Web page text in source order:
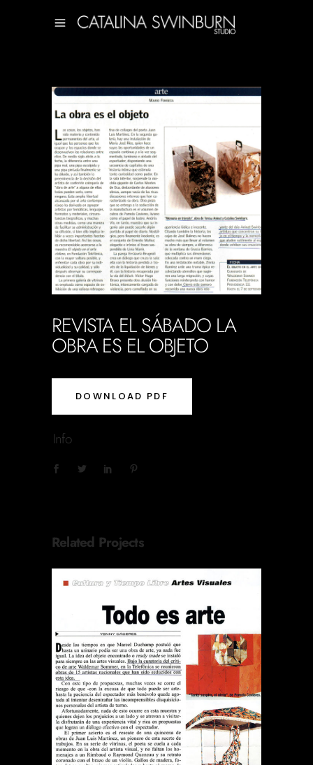
REVISTA EL SÁBADO LA
OBRA ES EL OBJETO
DOWNLOAD PDF
Info
Related Projects
REVISTA QUE PASA TODO
ES ARTE
Publications